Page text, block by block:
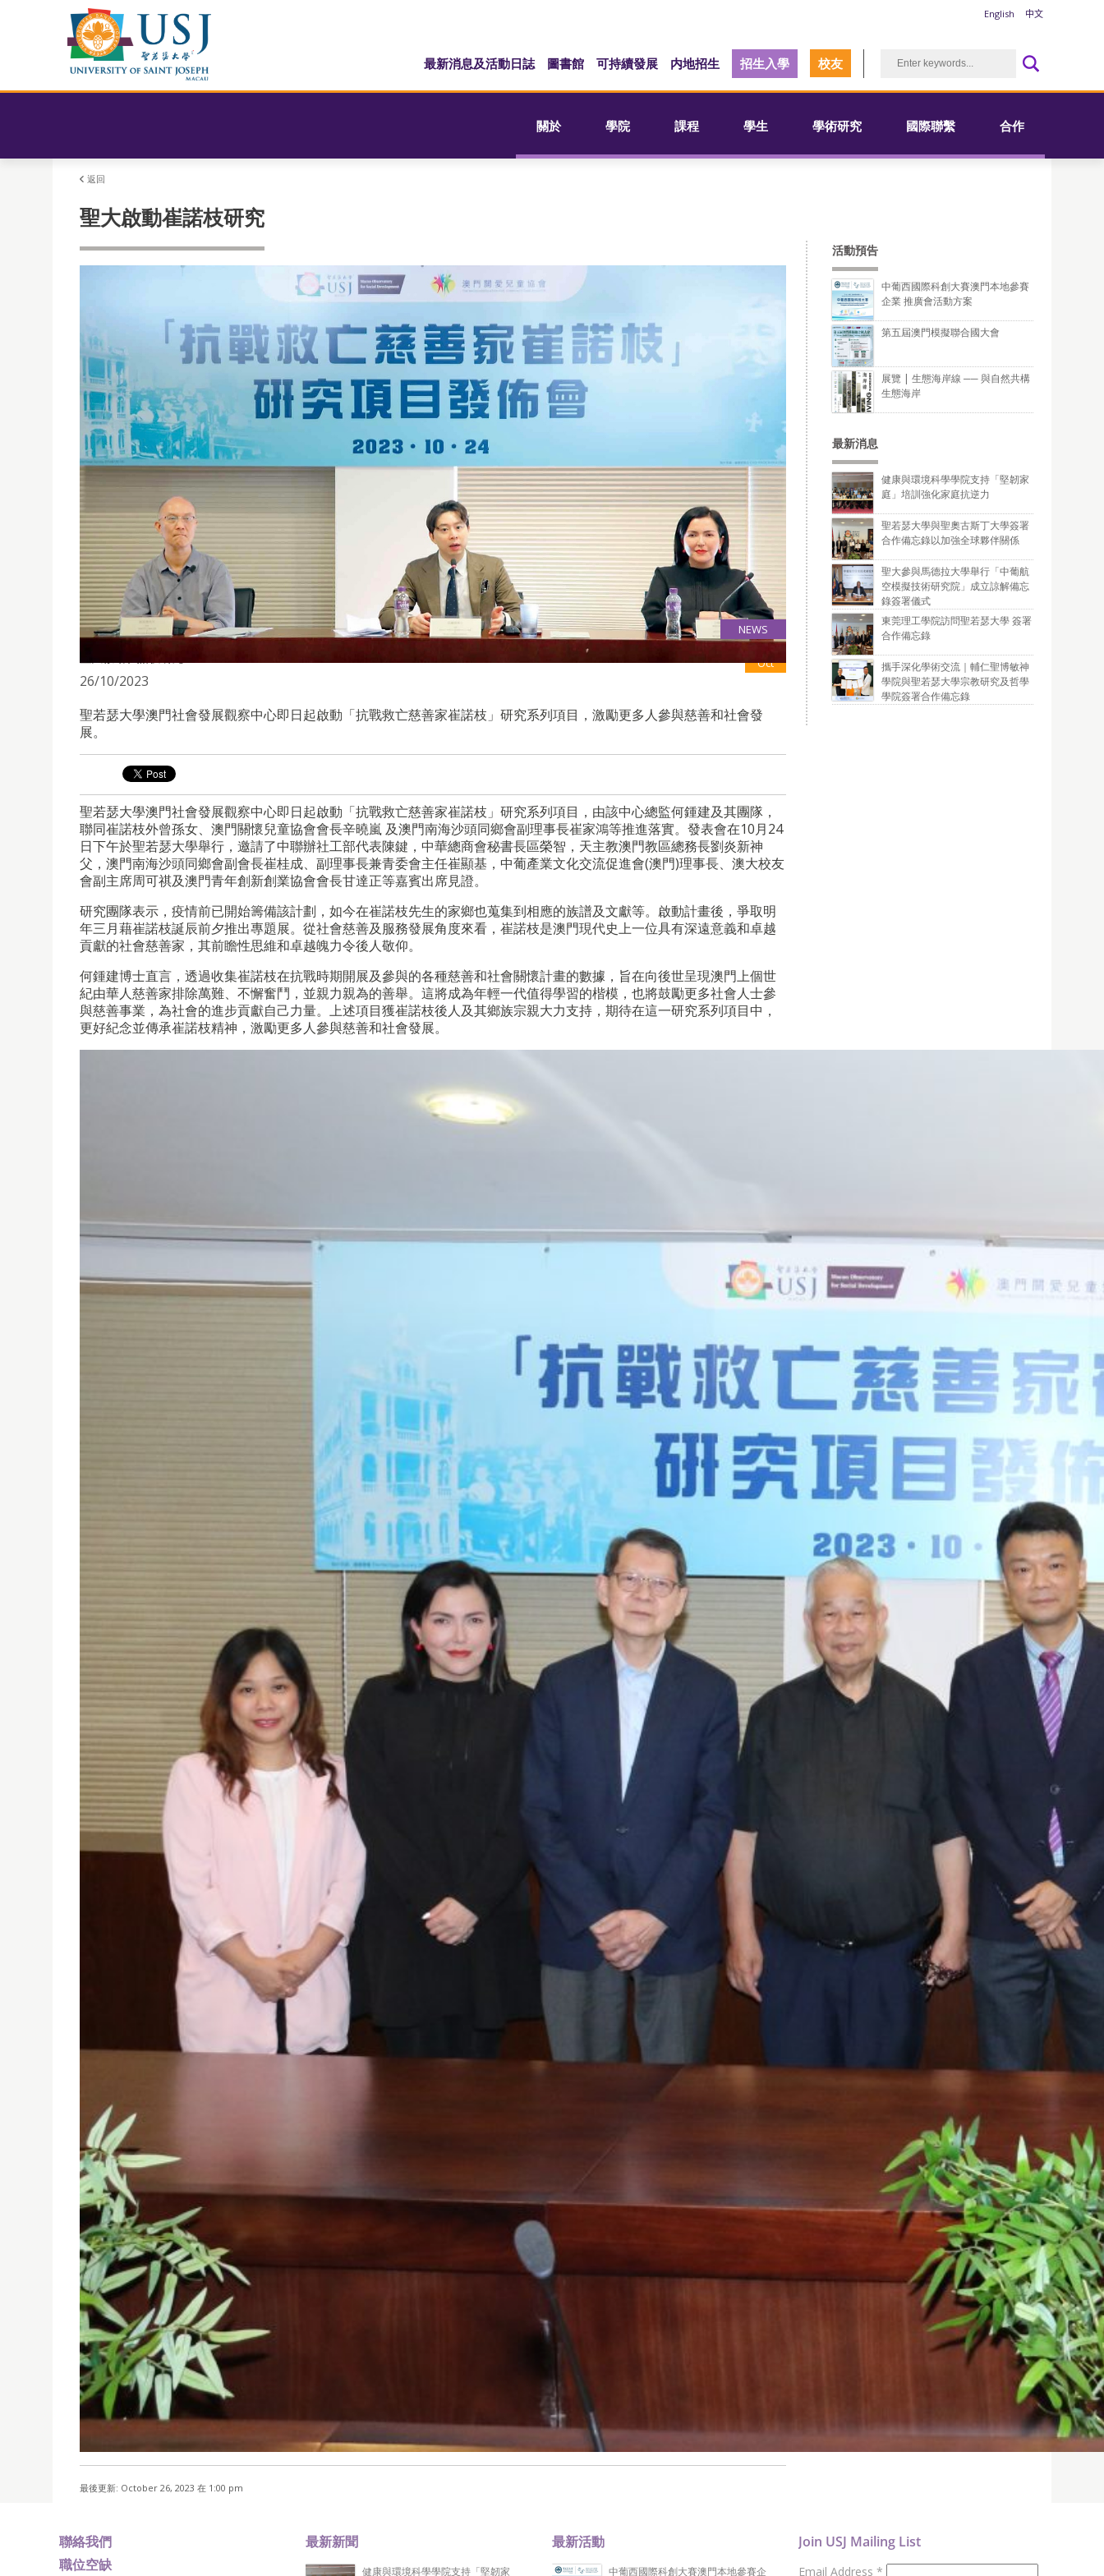
English 中文
最新消息及活動日誌 圖書館 可持續發展 内地招生 招生入學 校友
關於 學院 課程 學生 學術研究 國際聯繫 合作
返回
聖大啟動崔諾枝研究
NEWS
26
Oct
26/10/2023
聖若瑟大學澳門社會發展觀察中心即日起啟動「抗戰救亡慈善家崔諾枝」研究系列項目，激勵更多人參與慈善和社會發
展。
聖若瑟大學澳門社會發展觀察中心即日起啟動「抗戰救亡慈善家崔諾枝」研究系列項目，由該中心總監何鍾建及其團隊，
聯同崔諾枝外曾孫女、澳門關懷兒童協會會長辛曉嵐 及澳門南海沙頭同鄉會副理事長崔家鴻等推進落實。發表會在10月24
日下午於聖若瑟大學舉行，邀請了中聯辦社工部代表陳鍵，中華總商會秘書長區榮智，天主教澳門教區總務長劉炎新神
父，澳門南海沙頭同鄉會副會長崔桂成、副理事長兼青委會主任崔顯基，中葡產業文化交流促進會(澳門)理事長、澳大校友
會副主席周可祺及澳門青年創新創業協會會長甘達正等嘉賓出席見證。
研究團隊表示，疫情前已開始籌備該計劃，如今在崔諾枝先生的家鄉也蒐集到相應的族譜及文獻等。啟動計畫後，爭取明
年三月藉崔諾枝誕辰前夕推出專題展。從社會慈善及服務發展角度來看，崔諾枝是澳門現代史上一位具有深遠意義和卓越
貢獻的社會慈善家，其前瞻性思維和卓越魄力令後人敬仰。
何鍾建博士直言，透過收集崔諾枝在抗戰時期開展及參與的各種慈善和社會關懷計畫的數據，旨在向後世呈現澳門上個世
紀由華人慈善家排除萬難、不懈奮鬥，並親力親為的善舉。這將成為年輕一代值得學習的楷模，也將鼓勵更多社會人士參
與慈善事業，為社會的進步貢獻自己力量。上述項目獲崔諾枝後人及其鄉族宗親大力支持，期待在這一研究系列項目中，
更好紀念並傳承崔諾枝精神，激勵更多人參與慈善和社會發展。
最後更新: October 26, 2023 在 1:00 pm
活動預告
中葡西國際科創大賽澳門本地參賽
企業 推廣會活動方案
第五屆澳門模擬聯合國大會
展覽 | 生態海岸線 ── 與自然共構
生態海岸
最新消息
健康與環境科學學院支持「堅韌家
庭」培訓強化家庭抗逆力
聖若瑟大學與聖奧古斯丁大學簽署
合作備忘錄以加強全球夥伴關係
聖大參與馬德拉大學舉行「中葡航
空模擬技術研究院」成立諒解備忘
錄簽署儀式
東莞理工學院訪問聖若瑟大學 簽署
合作備忘錄
攜手深化學術交流｜輔仁聖博敏神
學院與聖若瑟大學宗教研究及哲學
學院簽署合作備忘錄
聯絡我們
職位空缺
最新新聞
健康與環境科學學院支持「堅韌家
最新活動
中葡西國際科創大賽澳門本地參賽企
Join USJ Mailing List
Email Address *